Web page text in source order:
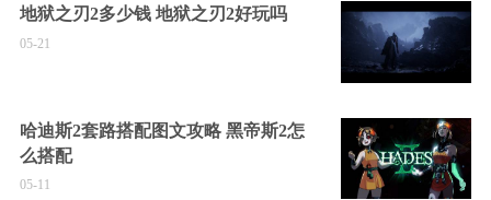
地狱之刃2多少钱 地狱之刃2好玩吗
05-21
哈迪斯2套路搭配图文攻略 黑帝斯2怎
么搭配
05-11